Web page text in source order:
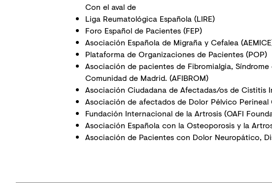
Con el aval de
Liga Reumatológica Española (LIRE)
Foro Español de Pacientes (FEP)
Asociación Española de Migraña y Cefalea
Plataforma de Organizaciones de Pacientes (POP)
Asociación de pacientes de Fibromialgia,
Comunidad de Madrid. (AFIBROM)
Asociación Ciudadana de Afectadas/os de Cistitis
Asociación de afectados de Dolor Pélvico Perineal
Fundación Internacional de la Artrosis (OAFI
Asociación Española con la Osteoporosis y la
Asociación de Pacientes con Dolor Neuropático,